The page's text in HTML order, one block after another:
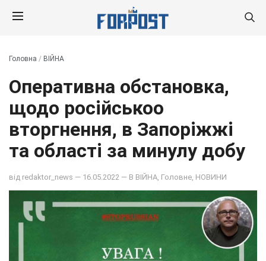
Головна / ВІЙНА
Оперативна обстановка,
щодо російськоо
вторгнення, в Запоріжжі
та області за минулу добу
від redaktor_news — 16.05.2022 — В ВІЙНА Головне НОВИНИ